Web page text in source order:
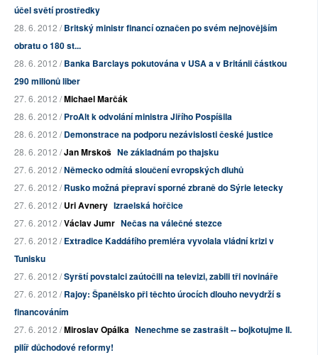
účel světí prostředky
28. 6. 2012 /Britský ministr financí označen po svém nejnovějším
obratu o 180 st...
28. 6. 2012 /Banka Barclays pokutována v USA a v Británii částkou
290 milionů liber
27. 6. 2012 /Michael Marčák
28. 6. 2012 /ProAlt k odvolání ministra Jiřího Pospíšila
28. 6. 2012 /Demonstrace na podporu nezávislosti české justice
28. 6. 2012 /Jan Mrskoš Ne základnám po thajsku
27. 6. 2012 /Německo odmítá sloučení evropských dluhů
27. 6. 2012 /Rusko možná přepraví sporné zbraně do Sýrie letecky
27. 6. 2012 /Uri Avnery Izraelská hořčice
27. 6. 2012 /Václav Jumr Nečas na válečné stezce
27. 6. 2012 /Extradice Kaddáfího premiéra vyvolala vládní krizi v
Tunisku
27. 6. 2012 /Syrští povstalci zaútočili na televizi, zabili tři novináře
27. 6. 2012 /Rajoy: Španělsko při těchto úrocích dlouho nevydrží s
financováním
27. 6. 2012 /Miroslav Opálka Nenechme se zastrašit -- bojkotujme II.
pilíř důchodové reformy!